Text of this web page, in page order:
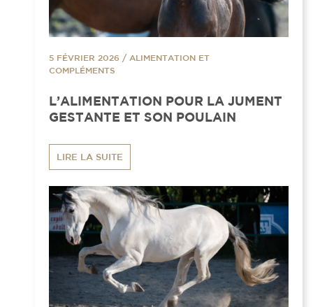
5 FÉVRIER 2026 / ALIMENTATION ET
COMPLÉMENTS
L’ALIMENTATION POUR LA JUMENT
GESTANTE ET SON POULAIN
LIRE LA SUITE